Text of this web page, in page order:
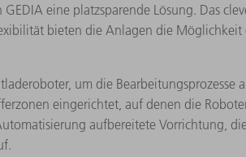
eine platzsparende Lösung. Das
bieten die Anlagen die
um die Bearbeitungsprozesse
eingerichtet, auf denen die
aufbereitete Vorrichtung,